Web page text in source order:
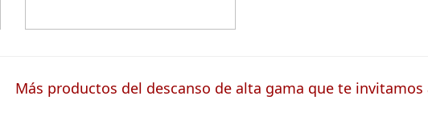
Más productos del descanso de alta gama que te invitamos